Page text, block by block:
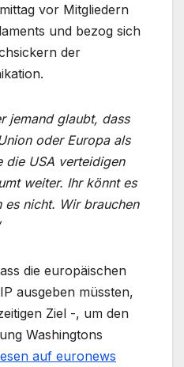
vor Mitgliedern
und bezog sich
der
jemand glaubt, dass
oder Europa als
die USA verteidigen
weiter. Ihr könnt es
es nicht. Wir brauchen
die europäischen
ausgeben müssten,
Ziel -, um den
Washingtons
auf euronews